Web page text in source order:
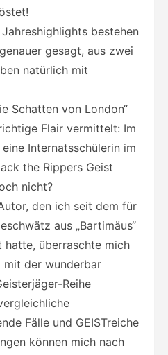
bestehen
gesagt, aus zwei
natürlich mit
Schatten von London“
Flair vermittelt: Im
Internatsschülerin im
the Rippers Geist
nicht?
den ich seit dem für
aus „Bartimäus“
überraschte mich
der wunderbar
Reihe
Fälle und GEISTreiche
können mich nach